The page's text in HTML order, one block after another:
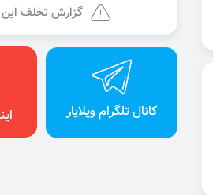
گزارش تخلف
کانال تلگرام ویلایار